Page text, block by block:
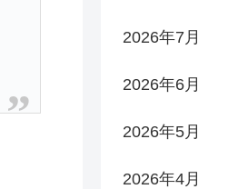
2026年7月
2026年6月
2026年5月
2026年4月